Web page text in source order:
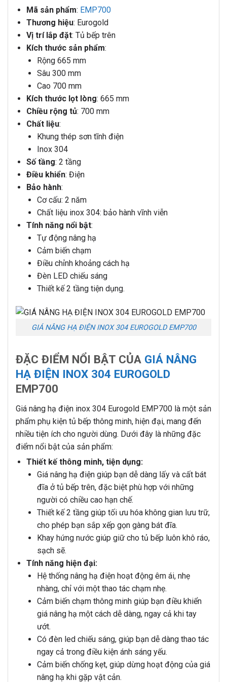
Mã sản phẩm: EMP700
Thương hiệu: Eurogold
Vị trí lắp đặt: Tủ bếp trên
Kích thước sản phẩm:
Rộng 665 mm
Sâu 300 mm
Cao 700 mm
Kích thước lọt lòng: 665 mm
Chiều rộng tủ: 700 mm
Chất liệu:
Khung thép sơn tĩnh điện
Inox 304
Số tầng: 2 tầng
Điều khiển: Điện
Bảo hành:
Cơ cấu: 2 năm
Chất liệu inox 304: bảo hành vĩnh viễn
Tính năng nổi bật:
Tự động nâng hạ
Cảm biến chạm
Điều chỉnh khoảng cách hạ
Đèn LED chiếu sáng
Thiết kế 2 tầng tiện dụng.
GIÁ NÂNG HẠ ĐIỆN INOX 304 EUROGOLD EMP700
ĐẶC ĐIỂM NỔI BẬT CỦA GIÁ NÂNG
HẠ ĐIỆN INOX 304 EUROGOLD
EMP700
Giá nâng hạ điện inox 304 Eurogold EMP700 là một sản
phẩm phụ kiện tủ bếp thông minh, hiện đại, mang đến
nhiều tiện ích cho người dùng. Dưới đây là những đặc
điểm nổi bật của sản phẩm:
Thiết kế thông minh, tiện dụng:
Giá nâng hạ điện giúp bạn dễ dàng lấy và cất bát
đĩa ở tủ bếp trên, đặc biệt phù hợp với những
người có chiều cao hạn chế.
Thiết kế 2 tầng giúp tối ưu hóa không gian lưu trữ,
cho phép bạn sắp xếp gọn gàng bát đĩa.
Khay hứng nước giúp giữ cho tủ bếp luôn khô ráo,
sạch sẽ.
Tính năng hiện đại:
Hệ thống nâng hạ điện hoạt động êm ái, nhẹ
nhàng, chỉ với một thao tác chạm nhẹ.
Cảm biến chạm thông minh giúp bạn điều khiển
giá nâng hạ một cách dễ dàng, ngay cả khi tay
ướt.
Có đèn led chiếu sáng, giúp bạn dễ dàng thao tác
ngay cả trong điều kiện ánh sáng yếu.
Cảm biến chống kẹt, giúp dừng hoạt động của giá
nâng hạ khi gặp vật cản.